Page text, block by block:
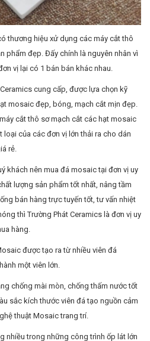
thương hiệu xử dụng các máy cắt thô
phẩm đẹp. Đấy chính là nguyên nhân vì
vị lại có 1 bán bán khác nhau.
cung cấp, được lựa chọn kỹ
mosaic đẹp, bóng, mạch cắt mịn đẹp.
cắt thô sơ mạch cắt các hạt mosaic
loại của các đơn vị lớn thải ra cho dán
rẻ.
khách nên mua đá mosaic tại đơn vị uy
lượng sản phẩm tốt nhất, nâng tầm
bán hàng trực tuyến tốt, tư vấn nhiệt
thì Trường Phát Ceramics là đơn vị uy
hàng.
được tạo ra từ nhiều viên đá
một viên lớn.
chống mài mòn, chống thấm nước tốt
sắc kích thước viên đá tạo nguồn cảm
thuật Mosaic trang trí.
nhiều trong những công trình ốp lát lớn